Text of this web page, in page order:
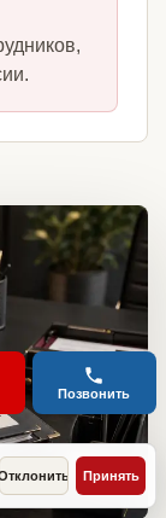
Отклонить Принять
Позвонить